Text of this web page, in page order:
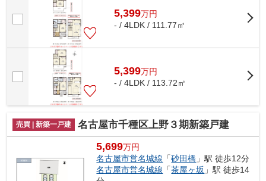
5,399万円
- / 4LDK / 111.77㎡
5,399万円
- / 4LDK / 113.72㎡
売買 | 新築一戸建 名古屋市千種区上野３期新築戸建
5,699万円
名古屋市営名城線 「砂田橋 」駅 徒歩12分
名古屋市営名城線 「茶屋ヶ坂 」駅 徒歩14